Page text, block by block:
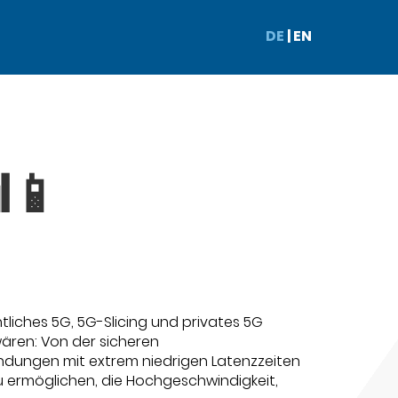
DE |EN
5G, 5G-Slicing und privates 5G
Von der sicheren
mit extrem niedrigen Latenzzeiten
die Hochgeschwindigkeit,